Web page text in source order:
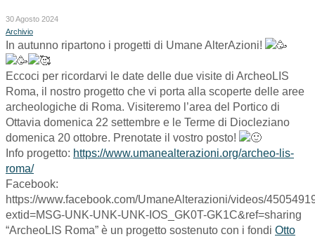
30 Agosto 2024
Archivio
In autunno ripartono i progetti di Umane AlterAzioni!
Eccoci per ricordarvi le date delle due visite di ArcheoLIS
Roma, il nostro progetto che vi porta alla scoperte delle aree
archeologiche di Roma. Visiteremo l’area del Portico di
Ottavia domenica 22 settembre e le Terme di Diocleziano
domenica 20 ottobre. Prenotate il vostro posto!
Info progetto: https://www.umanealterazioni.org/archeo-lis-
roma/
Facebook:
https://www.facebook.com/UmaneAlterazioni/videos/
extid=MSG-UNK-UNK-UNK-IOS_GK0T-GK1C&ref=sharing
“ArcheoLIS Roma” è un progetto sostenuto con i fondi Otto